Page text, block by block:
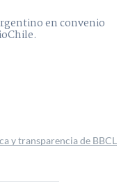
en convenio
y transparencia de BBCL